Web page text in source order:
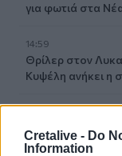
Cretalive - Do
Information
για φωτιά στα
14:59
Θρίλερ στον
Κυψέλη ανήκει η
Πνιγμοί στην
άνω των 60 – Οι